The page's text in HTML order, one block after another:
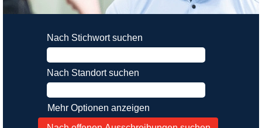
Nach Stichwort suchen
Nach Standort suchen
Mehr Optionen anzeigen